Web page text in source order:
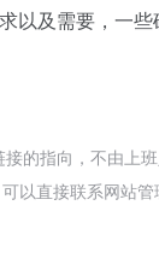
以及需要，一些
的指向，不由上
以直接联系网站管